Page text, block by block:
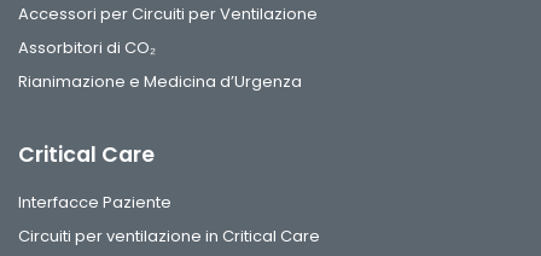
Accessori per Circuiti per Ventilazione
Assorbitori di CO₂
Rianimazione e Medicina d’Urgenza
Critical Care
Interfacce Paziente
Circuiti per ventilazione in Critical Care